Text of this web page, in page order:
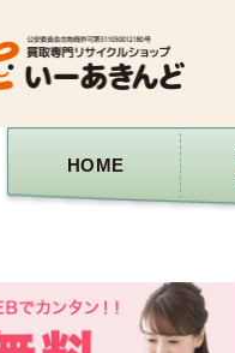
HOME